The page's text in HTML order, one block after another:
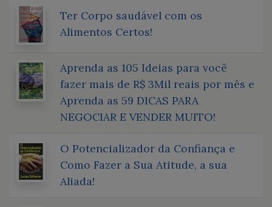
Ter Corpo saudável com os
Alimentos Certos!
Aprenda as 105 Ideias para você
fazer mais de R$ 3Mil reais por mês e
Aprenda as 59 DICAS PARA
NEGOCIAR E VENDER MUITO!
O Potencializador da Confiança e
Como Fazer a Sua Atitude, a sua
Aliada!